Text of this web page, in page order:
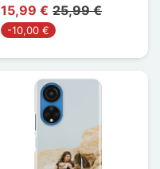
15,99 € 25,99 €
-10,00 €